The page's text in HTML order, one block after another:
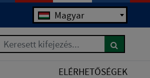
Magyar
Keresett kifejezés...
ELÉRHETŐSÉGEK